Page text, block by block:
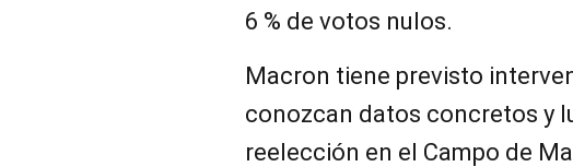
6 % de votos nulos.
Macron tiene previsto
conozcan datos concretos y
reelección en el Campo de